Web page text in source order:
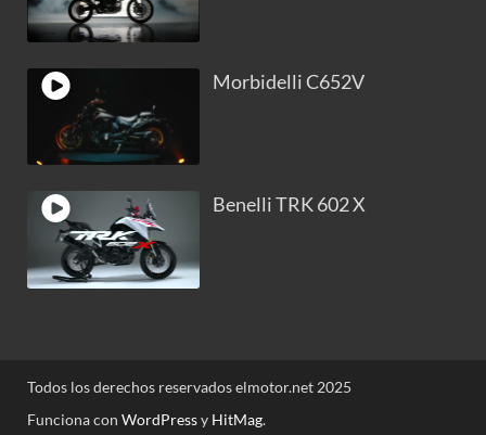
Morbidelli C652V
Benelli TRK 602 X
Todos los derechos reservados elmotor.net 2025
Funciona con WordPressy HitMag.